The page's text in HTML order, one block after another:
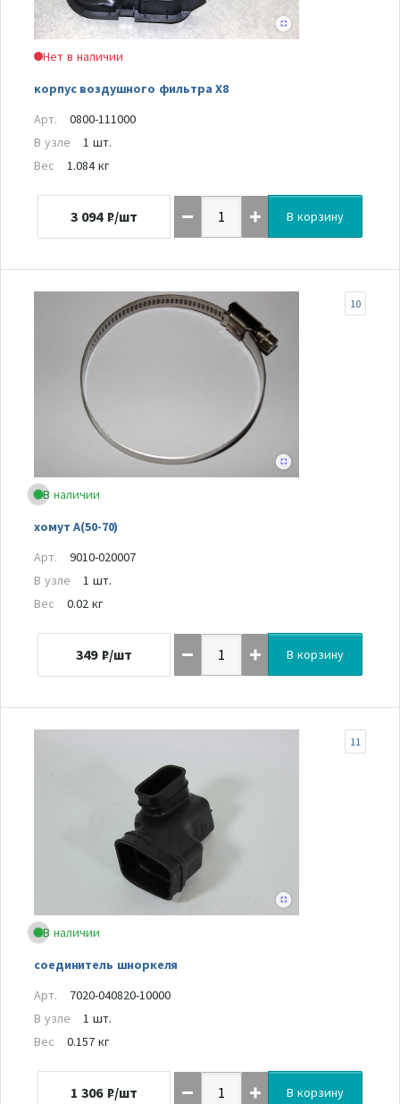
Нет в наличии
корпус воздушного фильтра Х8
Арт.
0800-111000
В узле
1 шт.
Вес
1.084 кг
3 094 ₽/шт В корзину
В наличии
хомут A(50-70)
10
Арт.
9010-020007
В узле
1 шт.
Вес
0.02 кг
349 ₽/шт В корзину
В наличии
соединитель шноркеля
11
Арт.
7020-040820-10000
В узле
1 шт.
Вес
0.157 кг
1 306 ₽/шт В корзину